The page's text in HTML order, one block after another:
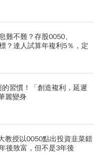
難不難？存股0050、
？達人試算年複利5％，定
習慣！「創造複利，延遲
麗變身
教授以0050點出投資韭菜錯
後致富，但不是3年後